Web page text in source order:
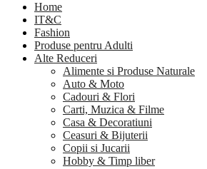
Home
IT&C
Fashion
Produse pentru Adulti
Alte Reduceri
Alimente si Produse Naturale
Auto & Moto
Cadouri & Flori
Carti, Muzica & Filme
Casa & Decoratiuni
Ceasuri & Bijuterii
Copii si Jucarii
Hobby & Timp liber